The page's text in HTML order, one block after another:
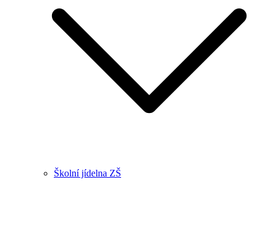
Školní jídelna ZŠ